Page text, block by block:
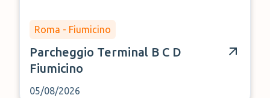
Roma - Fiumicino
Parcheggio Terminal B C D
Fiumicino
05/08/2026